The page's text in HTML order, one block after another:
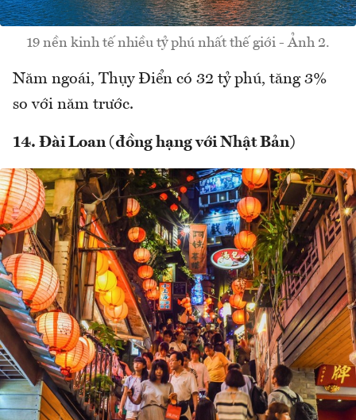
19 nền kinh tế nhiều tỷ phú nhất thế giới - Ảnh 2.
Năm ngoái, Thụy Điển có 32 tỷ phú, tăng 3%
so với năm trước.
14. Đài Loan (đồng hạng với Nhật Bản)